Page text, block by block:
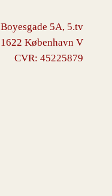
Boyesgade 5A, 5.tv
1622 København V
CVR: 45225879